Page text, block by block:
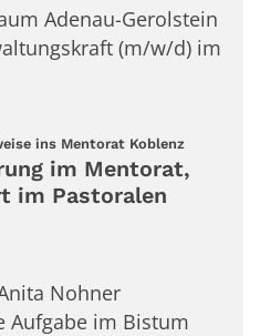
Adenau-Gerolstein
(m/w/d) im
ins Mentorat Koblenz
im Mentorat,
im Pastoralen
Nohner
Aufgabe im Bistum